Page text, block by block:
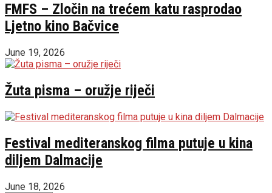
FMFS – Zločin na trećem katu rasprodao
Ljetno kino Bačvice
June 19, 2026
Žuta pisma – oružje riječi
Festival mediteranskog filma putuje u kina
diljem Dalmacije
June 18, 2026